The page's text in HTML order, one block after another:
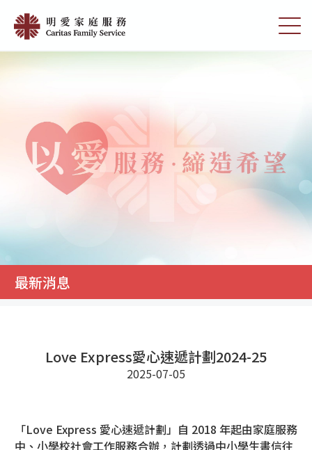
main
content
切
最
消
|
明
愛
家
最新消息
Love Express愛心速遞計劃2024-25
2025-07-05
「Love Express 愛心速遞計劃」自 2018 年起由家庭服務
中、小學校社會工作服務合辦，計劃透過中小學生書信往